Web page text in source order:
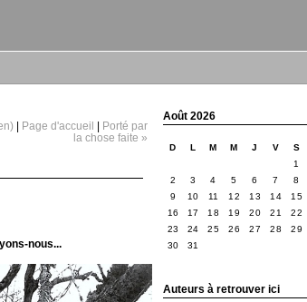
Août 2026
D L M M J V
S
1
2
3 4 5 6 7
8
9
10 11 12 13 14
15
16
17 18 19 20 21
22
23
24 25 26 27 28
29
30
31
Auteurs à retrouver ici
| Page d'accueil | Porté par
la chose faite »
nous...